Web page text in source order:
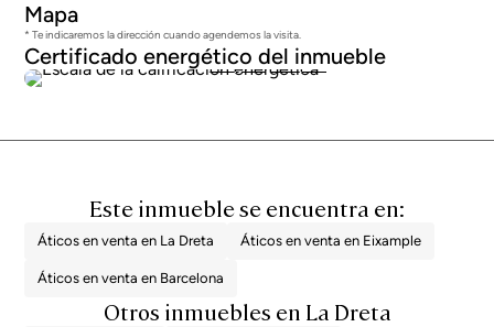
Mapa
* Te indicaremos la dirección cuando agendemos la visita.
Certificado energético del inmueble
13 2
Este inmueble se encuentra en:
Áticos en venta en La Dreta Áticos en venta en Eixample
Áticos en venta en Barcelona
Otros inmuebles en La Dreta